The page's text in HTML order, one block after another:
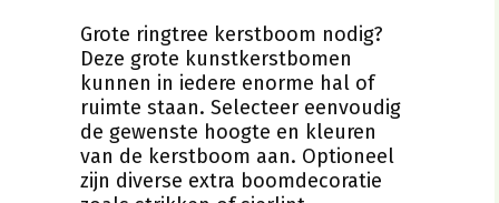
Grote ringtree kerstboom nodig?
Deze grote kunstkerstbomen
kunnen in iedere enorme hal of
ruimte staan. Selecteer eenvoudig
de gewenste hoogte en kleuren
van de kerstboom aan. Optioneel
zijn diverse extra boomdecoratie